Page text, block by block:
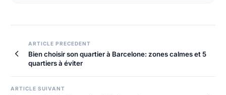
ARTICLE PRECEDENT
Bien choisir son quartier à Barcelone: zones calmes et 5
quartiers à éviter
ARTICLE SUIVANT